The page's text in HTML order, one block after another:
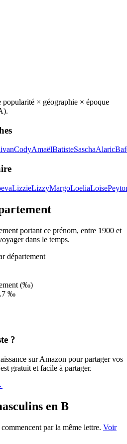
popularité × géographie × époque
CodyAmaëlBatisteSaschaAlaric
LizzieLizzyMargoLoeliaLoise
portant ce prénom, entre 1900 et
dans le temps.
département
(‰)
‰
?
sur Amazon pour partager vos
gratuit et facile à partager.
en B
par la même lettre. Voir